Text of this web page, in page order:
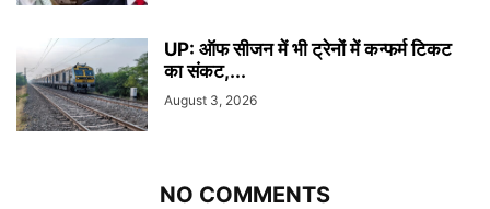
UP: ऑफ सीजन में भी ट्रेनों में कन्फर्म टिकट
का संकट,...
August 3, 2026
NO COMMENTS